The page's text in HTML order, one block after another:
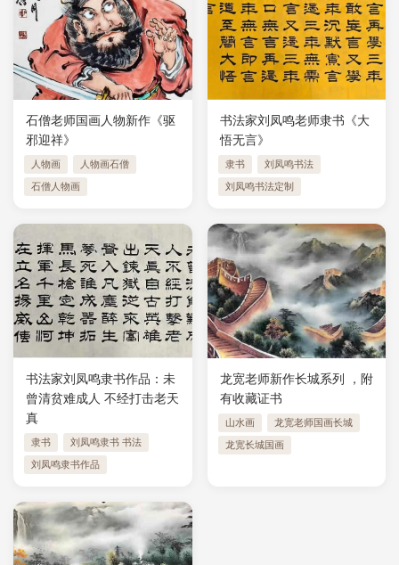
石僧老师国画人物新作《驱
邪迎祥》
人物画 人物画石僧
石僧人物画
书法家刘凤鸣老师隶书《大
悟无言》
隶书 刘凤鸣书法
刘凤鸣书法定制
书法家刘凤鸣隶书作品：未
曾清贫难成人 不经打击老天
真
隶书 刘凤鸣隶书 书法
刘凤鸣隶书作品
龙宽老师新作长城系列 ，附
有收藏证书
山水画 龙宽老师国画长城
龙宽长城国画